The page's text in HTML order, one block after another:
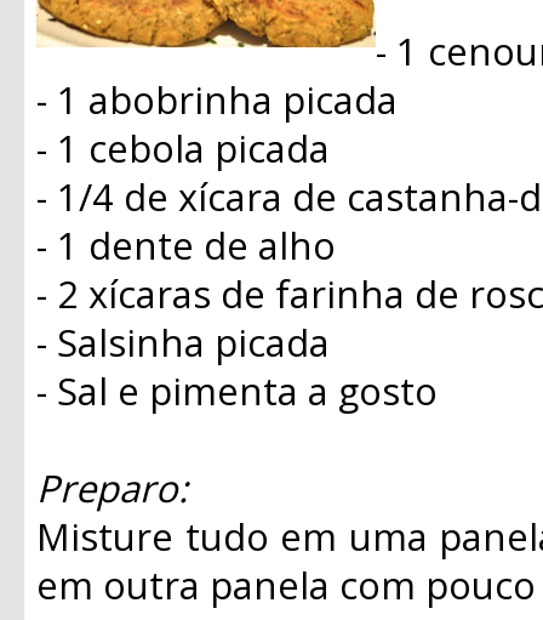
- 1
- 1 abobrinha picada
- 1 cebola picada
- 1/4 de xícara de castanha-
- 1 dente de alho
- 2 xícaras de farinha de
- Salsinha picada
- Sal e pimenta a gosto
Preparo:
Misture tudo em uma
em outra panela com